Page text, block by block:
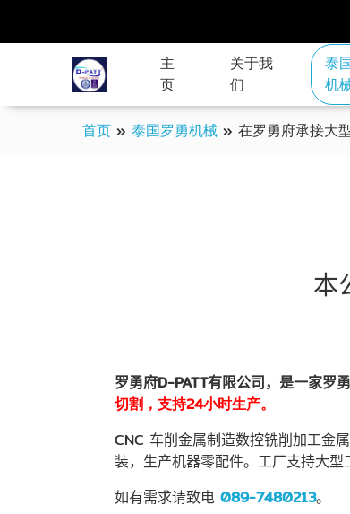
主
页
关于我
们
泰
机
首页 » 泰国罗勇机械 » 在罗勇府承接大
本
罗勇府D-PATT有限公司，是一家罗
切割，支持24小时生产。
CNC 车削金属制造数控铣削加工金
装，生产机器零配件。工厂支持大
如有需求请致电 089-7480213。